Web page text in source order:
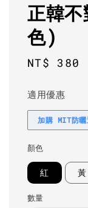
正韓
色)
Regular
NT$ 380
適用優惠
加購 MIT防
顏色
紅 黃
數量